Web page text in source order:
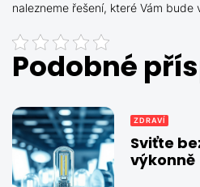
nalezneme řešení, které Vám bude
Podobné
ZDRAVÍ
Sviťte
výkonně